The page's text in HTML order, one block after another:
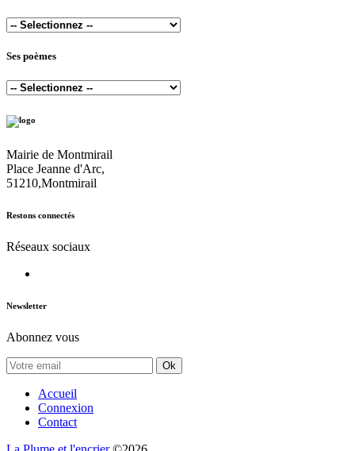
Ses poèmes
Mairie de Montmirail
Place Jeanne d'Arc,
51210,Montmirail
Restons connectés
Réseaux sociaux
Newsletter
Abonnez vous
Ok
Accueil
Connexion
Contact